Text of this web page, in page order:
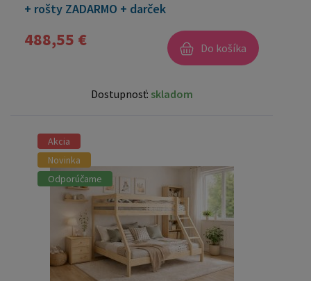
+ rošty ZADARMO + darček
488,55 € Do košíka
Dostupnosť: skladom
Akcia
Novinka
Odporúčame